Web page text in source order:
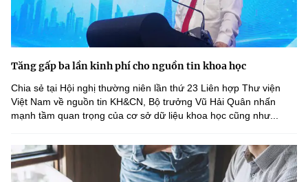
Tăng gấp ba lần kinh phí cho nguồn tin khoa học
Chia sẻ tại Hội nghị thường niên lần thứ 23 Liên hợp Thư viện
Việt Nam về nguồn tin KH&CN, Bộ trưởng Vũ Hải Quân nhấn
mạnh tầm quan trọng của cơ sở dữ liệu khoa học cũng như...